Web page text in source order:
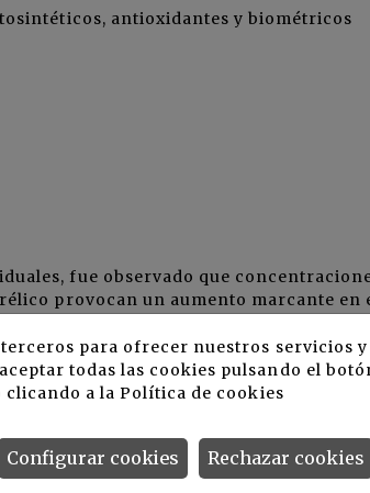
antioxidantes y biométricos
fue observado que
provocan un aumento marcante en
las fitohormonas individuales
de la fisiología de la planta,
y la vitalidad general de la planta.
mostró un conjunto diferente de
una menor respuesta antioxidante.
para ofrecer nuestros servicios
todas las cookies pulsando el
clicando a laPolítica de cookies
Rechazar cookies
Configurar cookies